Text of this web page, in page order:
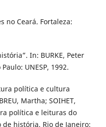
no Ceará. Fortaleza:
In: BURKE, Peter
UNESP, 1992.
política e cultura
Martha; SOIHET,
política e leituras do
história. Rio de Janeiro: